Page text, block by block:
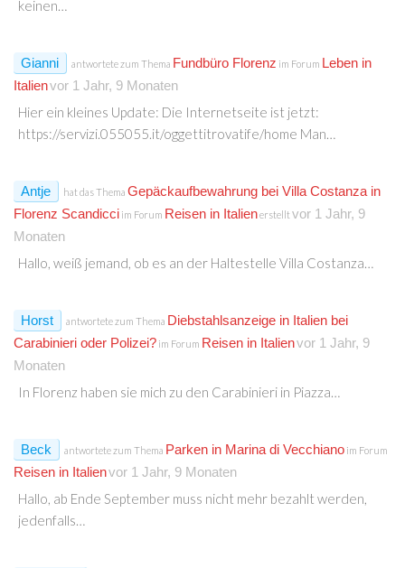
keinen…
Gianni antwortete zum Thema Fundbüro Florenz im Forum Leben in
Italienvor 1 Jahr, 9 Monaten
Hier ein kleines Update: Die Internetseite ist jetzt:
https://servizi.055055.it/oggettitrovatife/home Man…
Antje hat das Thema Gepäckaufbewahrung bei Villa Costanza in
Florenz Scandicci im Forum Reisen in Italienerstellt vor 1 Jahr, 9
Monaten
Hallo, weiß jemand, ob es an der Haltestelle Villa Costanza…
Horst antwortete zum Thema Diebstahlsanzeige in Italien bei
Carabinieri oder Polizei? im Forum Reisen in Italienvor 1 Jahr, 9
Monaten
In Florenz haben sie mich zu den Carabinieri in Piazza…
Beck antwortete zum Thema Parken in Marina di Vecchiano im Forum
Reisen in Italienvor 1 Jahr, 9 Monaten
Hallo, ab Ende September muss nicht mehr bezahlt werden,
jedenfalls…